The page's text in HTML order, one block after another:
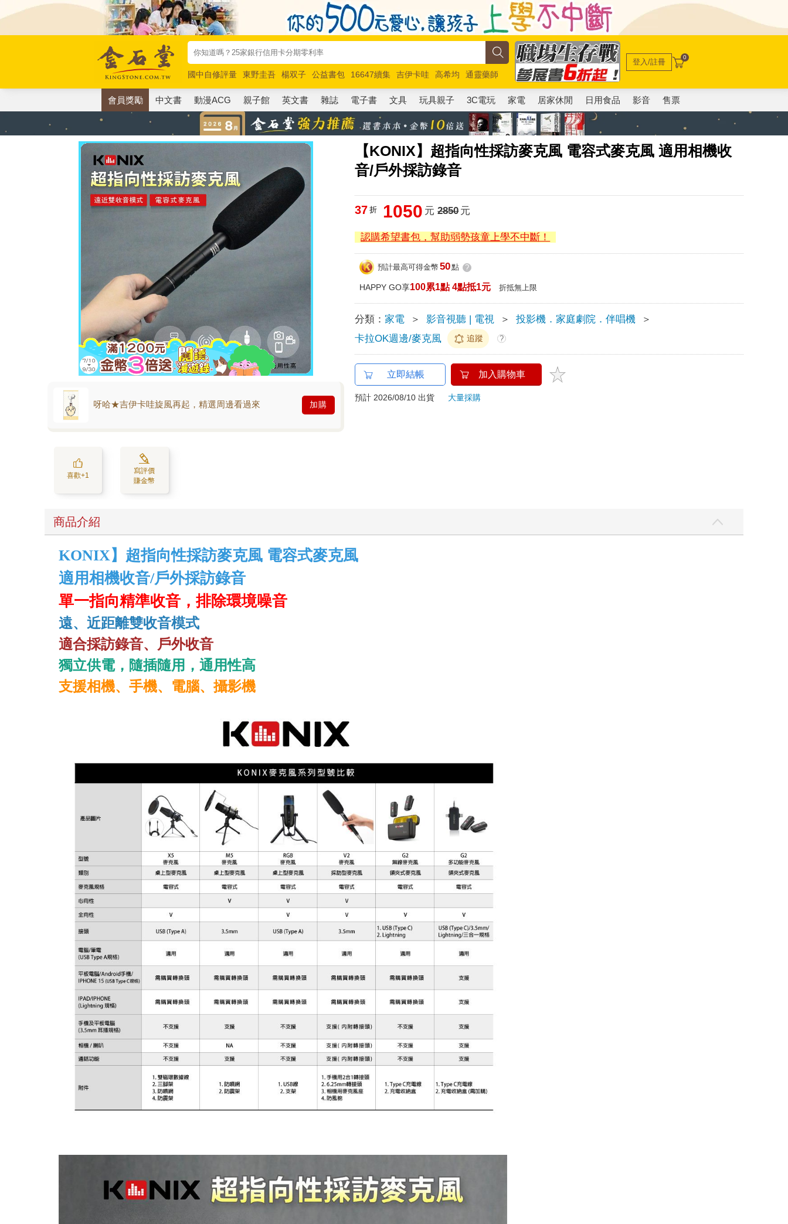
國中自修評量 東野圭吾 楊双子 公益書包 16647續集 吉伊卡哇 高希均
通靈藥師
唯紅花綻放
奧德賽 路邊攤新作 馬斯克 玩具總動員5 超慢跑
登入/註冊 0
會員獎勵 中文書 動漫ACG 親子館 英文書 雜誌 電子書 文具 玩具親子 3C電玩 家電 居家休閒 日用食品 影音 售票
【KONIX】超指向性採訪麥克風 電容式麥克風 適用相機收
音/戶外採訪錄音
呀哈★吉伊卡哇旋風再起，精選周邊看過來 加購
喜歡+1
寫評價
賺金幣
37 折 1050 元 2850元
認購希望書包，幫助弱勢孩童上學不中斷！
預計最高可得金幣 50點 ?
HAPPY GO享100累1點 4點抵1元 折抵無上限
分類： 家電 ＞ 影音視聽 | 電視 ＞ 投影機．家庭劇院．伴唱機
＞
卡拉OK週邊/麥克風
追蹤 ?
立即結帳 加入購物車
預計 2026/08/10 出貨 大量採購
商品介紹
KONIX】超指向性採訪麥克風 電容式麥克風
適用相機收音/戶外採訪錄音
單一指向精準收音，排除環境噪音
遠、近距離雙收音模式
適合採訪錄音、戶外收音
獨立供電，隨插隨用，通用性高
支援相機、手機、電腦、攝影機